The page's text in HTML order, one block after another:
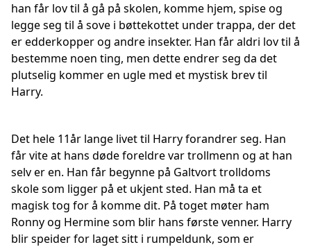
han får lov til å gå på skolen, komme hjem, spise og
legge seg til å sove i bøttekottet under trappa, der det
er edderkopper og andre insekter. Han får aldri lov til å
bestemme noen ting, men dette endrer seg da det
plutselig kommer en ugle med et mystisk brev til
Harry.
Det hele 11år lange livet til Harry forandrer seg. Han
får vite at hans døde foreldre var trollmenn og at han
selv er en. Han får begynne på Galtvort trolldoms
skole som ligger på et ukjent sted. Han må ta et
magisk tog for å komme dit. På toget møter ham
Ronny og Hermine som blir hans første venner. Harry
blir speider for laget sitt i rumpeldunk, som er